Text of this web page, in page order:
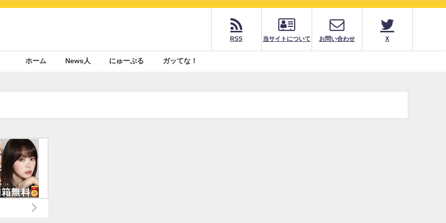
RSS 当サイトについて お問い合わせ X
ホーム News人 にゅーぷる ガッてな！